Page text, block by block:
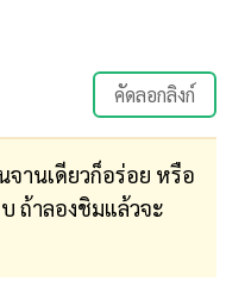
คัดลอกลิงก์
จานเดียวก็อร่อย หรือ
ถ้าลองชิมแล้วจะ